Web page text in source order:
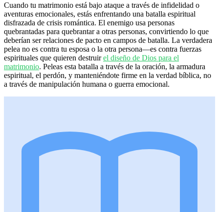
Cuando tu matrimonio está bajo ataque a través de infidelidad o
aventuras emocionales, estás enfrentando una batalla espiritual
disfrazada de crisis romántica. El enemigo usa personas
quebrantadas para quebrantar a otras personas, convirtiendo lo que
deberían ser relaciones de pacto en campos de batalla. La verdadera
pelea no es contra tu esposa o la otra persona—es contra fuerzas
espirituales que quieren destruirel diseño de Dios para el
matrimonio. Peleas esta batalla a través de la oración, la armadura
espiritual, el perdón, y manteniéndote firme en la verdad bíblica, no
a través de manipulación humana o guerra emocional.